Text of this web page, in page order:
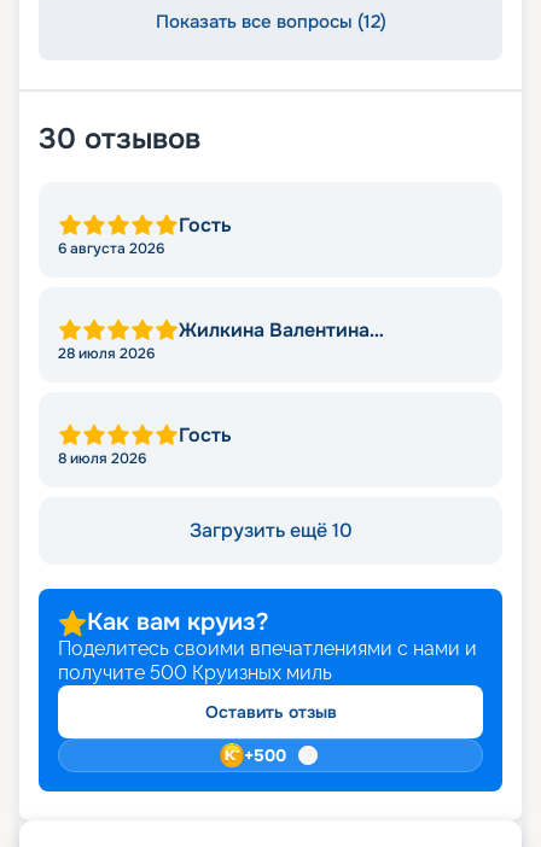
Показать все вопросы (12)
30 отзывов
Гость
6 августа 2026
Жилкина Валентина
28 июля 2026
Гость
8 июля 2026
Загрузить ещё 10
Как вам круиз?
Поделитесь своими впечатлениями с нами и
получите 500 Круизных миль
Оставить отзыв
+500